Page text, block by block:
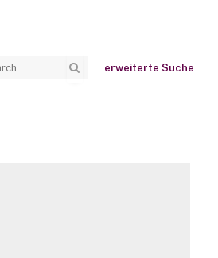
erweiterte Suche